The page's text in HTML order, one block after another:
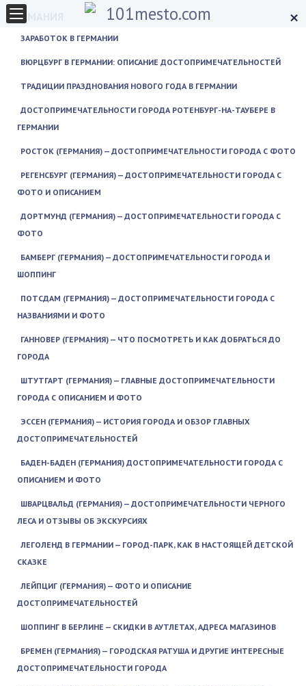
×
ГЕРМАНИЯ
ЗАРАБОТОК В ГЕРМАНИИ
ВЮРЦБУРГ В ГЕРМАНИИ: ОПИСАНИЕ ДОСТОПРИМЕЧАТЕЛЬНОСТЕЙ
ТРАДИЦИИ ПРАЗДНОВАНИЯ НОВОГО ГОДА В ГЕРМАНИИ
ДОСТОПРИМЕЧАТЕЛЬНОСТИ ГОРОДА РОТЕНБУРГ-НА-ТАУБЕРЕ В
ГЕРМАНИИ
РОСТОК (ГЕРМАНИЯ) — ДОСТОПРИМЕЧАТЕЛЬНОСТИ ГОРОДА С ФОТО
РЕГЕНСБУРГ (ГЕРМАНИЯ) — ДОСТОПРИМЕЧАТЕЛЬНОСТИ ГОРОДА С
ФОТО И ОПИСАНИЕМ
ДОРТМУНД (ГЕРМАНИЯ) — ДОСТОПРИМЕЧАТЕЛЬНОСТИ ГОРОДА С
ФОТО
БАМБЕРГ (ГЕРМАНИЯ) — ДОСТОПРИМЕЧАТЕЛЬНОСТИ ГОРОДА И
ШОППИНГ
ПОТСДАМ (ГЕРМАНИЯ) — ДОСТОПРИМЕЧАТЕЛЬНОСТИ ГОРОДА С
НАЗВАНИЯМИ И ФОТО
ГАННОВЕР (ГЕРМАНИЯ) — ЧТО ПОСМОТРЕТЬ И КАК ДОБРАТЬСЯ ДО
ГОРОДА
ШТУТГАРТ (ГЕРМАНИЯ) — ГЛАВНЫЕ ДОСТОПРИМЕЧАТЕЛЬНОСТИ
ГОРОДА С ОПИСАНИЕМ И ФОТО
ЭССЕН (ГЕРМАНИЯ) — ИСТОРИЯ ГОРОДА И ОБЗОР ГЛАВНЫХ
ДОСТОПРИМЕЧАТЕЛЬНОСТЕЙ
БАДЕН-БАДЕН (ГЕРМАНИЯ) ДОСТОПРИМЕЧАТЕЛЬНОСТИ ГОРОДА С
ОПИСАНИЕМ И ФОТО
ШВАРЦВАЛЬД (ГЕРМАНИЯ) — ДОСТОПРИМЕЧАТЕЛЬНОСТИ ЧЕРНОГО
ЛЕСА И ОТЗЫВЫ ОБ ЭКСКУРСИЯХ
ЛЕГОЛЕНД В ГЕРМАНИИ — ГОРОД-ПАРК, КАК В НАСТОЯЩЕЙ ДЕТСКОЙ
СКАЗКЕ
ЛЕЙПЦИГ (ГЕРМАНИЯ) — ФОТО И ОПИСАНИЕ
ДОСТОПРИМЕЧАТЕЛЬНОСТЕЙ
ШОППИНГ В БЕРЛИНЕ — СКИДКИ В АУТЛЕТАХ, АДРЕСА МАГАЗИНОВ
БРЕМЕН (ГЕРМАНИЯ) — ГОРОДСКАЯ РАТУША И ДРУГИЕ ИНТЕРЕСНЫЕ
ДОСТОПРИМЕЧАТЕЛЬНОСТИ ГОРОДА